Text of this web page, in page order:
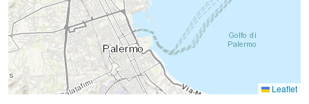
Leaflet